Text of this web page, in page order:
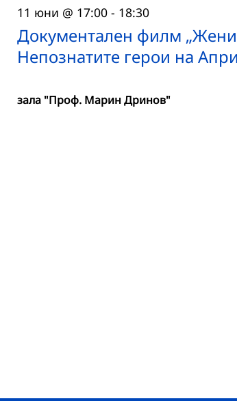
Документален филм
Непознатите герои на
11 юни @ 17:00- 18:30
зала "Проф. Марин Дринов"